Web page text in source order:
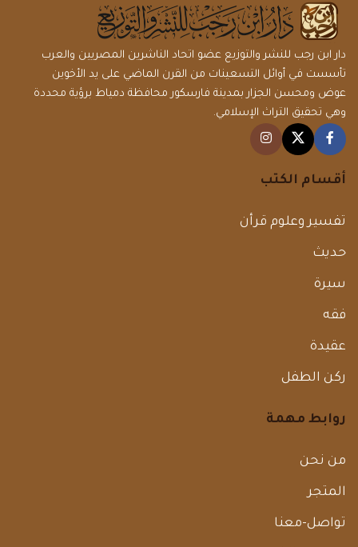
دار ابن رجب للنشر والتوزيع عضو اتحاد الناشرين المصريين والعرب
تأسست في أوائل التسعينات من القرن الماضي على يد الأخوين
عوض ومحسن الجزار بمدينة فارسكور محافظة دمياط برؤية محددة
وهي تحقيق التراث الإسلامي.
أقسام الكتب
تفسير وعلوم قرأن
حديث
سيرة
فقه
عقيدة
ركن الطفل
روابط مهمة
من نحن
المتجر
تواصل-معنا